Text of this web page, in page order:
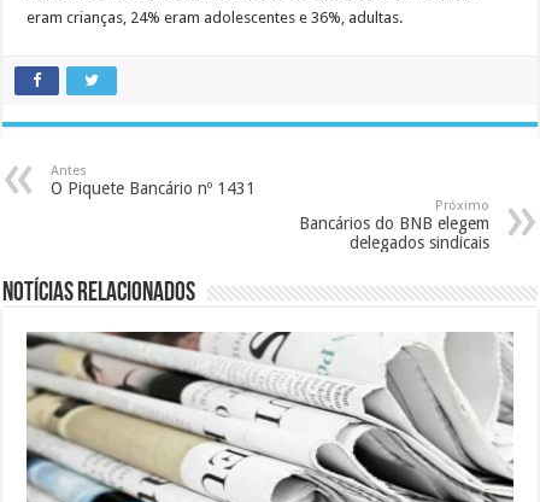
eram crianças, 24% eram adolescentes e 36%, adultas.
Antes
O Piquete Bancário nº 1431
Próximo
Bancários do BNB elegem
delegados sindicais
Notícias Relacionados